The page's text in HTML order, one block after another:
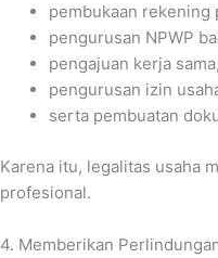
pembukaan rekening
pengurusan NPWP
pengajuan kerja sama,
pengurusan izin
serta pembuatan
Karena itu, legalitas usaha
profesional.
4. Memberikan